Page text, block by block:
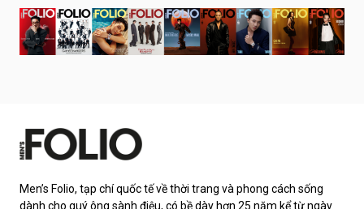
Men’s Folio, tạp chí quốc tế về thời trang và phong cách sống
dành cho quý ông sành điệu, có bề dày hơn 25 năm kể từ ngày